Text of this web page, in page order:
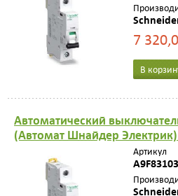
7
В
Автоматический
(Автомат Шнайдер Электрик)
Артикул
A9F83103